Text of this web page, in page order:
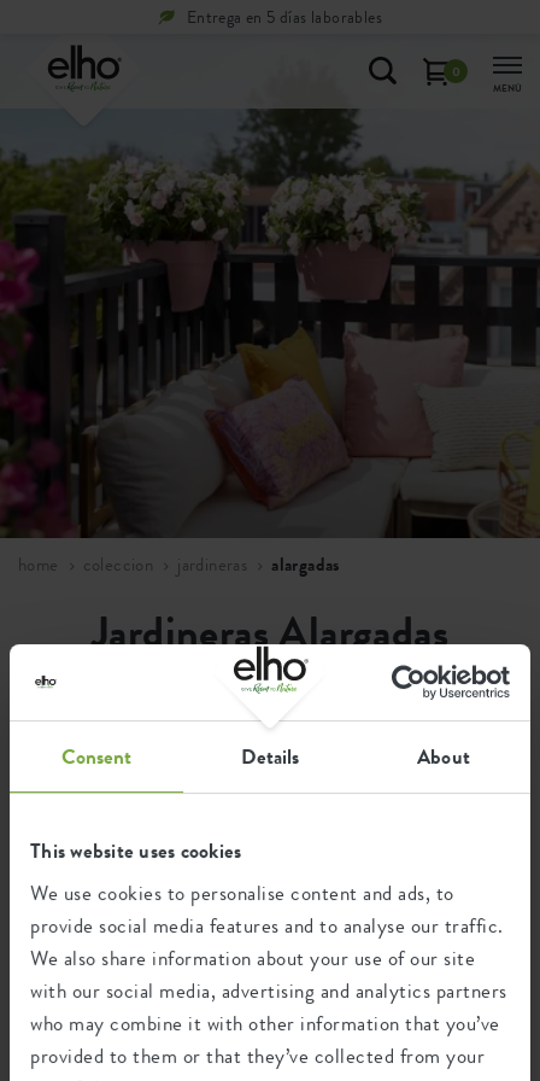
Consent Details About
This website uses cookies
We use cookies to personalise content and ads, to
provide social media features and to analyse our traffic.
We also share information about your use of our site
with our social media, advertising and analytics partners
who may combine it with other information that you’ve
provided to them or that they’ve collected from your
Entrega en 5 días laborables
0
MENÚ
home coleccion jardineras alargadas
Jardineras Alargadas
Las jardineras alargadas confieren a tus plantas un carácter
espacioso. Puedes colocarlas fácilmente en la barandilla de
un balcón o como separación en tu jardín. ¡Sé creativo y
30 artikelen